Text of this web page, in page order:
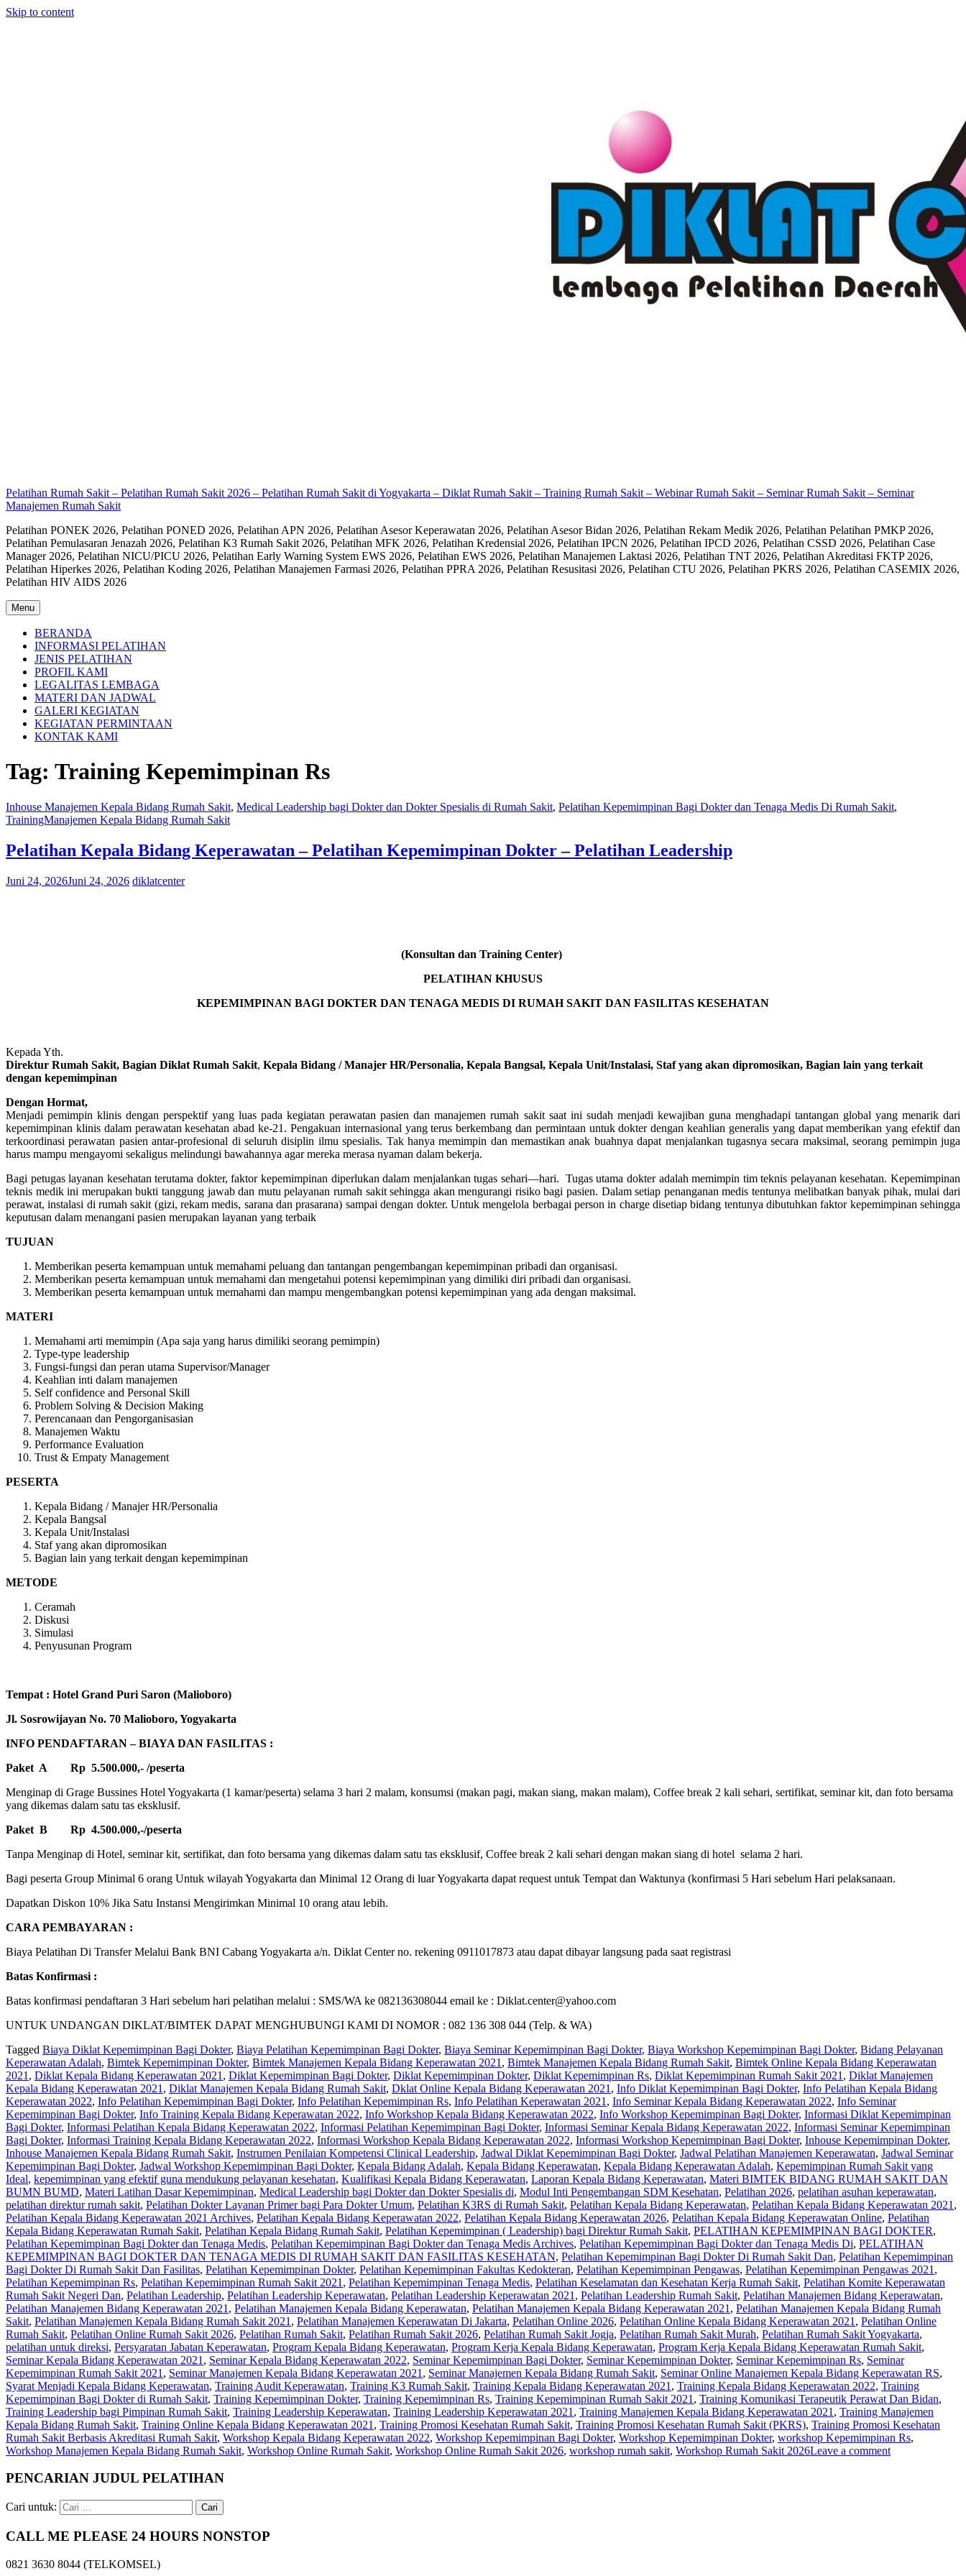
Skip to content
Pelatihan Rumah Sakit – Pelatihan Rumah Sakit 2026 – Pelatihan Rumah Sakit di Yogyakarta – Diklat Rumah Sakit – Training Rumah Sakit – Webinar Rumah Sakit – Seminar Rumah Sakit – Seminar
Manajemen Rumah Sakit
Pelatihan PONEK 2026, Pelatihan PONED 2026, Pelatihan APN 2026, Pelatihan Asesor Keperawatan 2026, Pelatihan Asesor Bidan 2026, Pelatihan Rekam Medik 2026, Pelatihan Pelatihan PMKP 2026,
Pelatihan Pemulasaran Jenazah 2026, Pelatihan K3 Rumah Sakit 2026, Pelatihan MFK 2026, Pelatihan Kredensial 2026, Pelatihan IPCN 2026, Pelatihan IPCD 2026, Pelatihan CSSD 2026, Pelatihan Case
Manager 2026, Pelatihan NICU/PICU 2026, Pelatihan Early Warning System EWS 2026, Pelatihan EWS 2026, Pelatihan Manajemen Laktasi 2026, Pelatihan TNT 2026, Pelatihan Akreditasi FKTP 2026,
Pelatihan Hiperkes 2026, Pelatihan Koding 2026, Pelatihan Manajemen Farmasi 2026, Pelatihan PPRA 2026, Pelatihan Resusitasi 2026, Pelatihan CTU 2026, Pelatihan PKRS 2026, Pelatihan CASEMIX 2026,
Pelatihan HIV AIDS 2026
Menu
BERANDA
INFORMASI PELATIHAN
JENIS PELATIHAN
PROFIL KAMI
LEGALITAS LEMBAGA
MATERI DAN JADWAL
GALERI KEGIATAN
KEGIATAN PERMINTAAN
KONTAK KAMI
Tag: Training Kepemimpinan Rs
Inhouse Manajemen Kepala Bidang Rumah Sakit, Medical Leadership bagi Dokter dan Dokter Spesialis di Rumah Sakit, Pelatihan Kepemimpinan Bagi Dokter dan Tenaga Medis Di Rumah Sakit,
TrainingManajemen Kepala Bidang Rumah Sakit
Pelatihan Kepala Bidang Keperawatan – Pelatihan Kepemimpinan Dokter – Pelatihan Leadership
Juni 24, 2026Juni 24, 2026 diklatcenter
(Konsultan dan Training Center)
PELATIHAN KHUSUS
KEPEMIMPINAN BAGI DOKTER DAN TENAGA MEDIS DI RUMAH SAKIT DAN FASILITAS KESEHATAN
Kepada Yth.
Direktur Rumah Sakit, Bagian Diklat Rumah Sakit, Kepala Bidang / Manajer HR/Personalia, Kepala Bangsal, Kepala Unit/Instalasi, Staf yang akan dipromosikan, Bagian lain yang terkait
dengan kepemimpinan
Dengan Hormat,
Menjadi pemimpin klinis dengan perspektif yang luas pada kegiatan perawatan pasien dan manajemen rumah sakit saat ini sudah menjadi kewajiban guna menghadapi tantangan global yang menarik dari
kepemimpinan klinis dalam perawatan kesehatan abad ke-21. Pengakuan internasional yang terus berkembang dan permintaan untuk dokter dengan keahlian generalis yang dapat memberikan yang efektif dan
terkoordinasi perawatan pasien antar-profesional di seluruh disiplin ilmu spesialis. Tak hanya memimpin dan memastikan anak buahnya dapat menjalankan tugasnya secara maksimal, seorang pemimpin juga
harus mampu mengayomi sekaligus melindungi bawahannya agar mereka merasa nyaman dalam bekerja.
Bagi petugas layanan kesehatan terutama dokter, faktor kepemimpinan diperlukan dalam menjalankan tugas sehari—hari. Tugas utama dokter adalah memimpin tim teknis pelayanan kesehatan. Kepemimpinan
teknis medik ini merupakan bukti tanggung jawab dan mutu pelayanan rumah sakit sehingga akan mengurangi risiko bagi pasien. Dalam setiap penanganan medis tentunya melibatkan banyak pihak, mulai dari
perawat, instalasi di rumah sakit (gizi, rekam medis, sarana dan prasarana) sampai dengan dokter. Untuk mengelola berbagai person in charge disetiap bidang tentunya dibutuhkan faktor kepemimpinan sehingga
keputusan dalam menangani pasien merupakan layanan yang terbaik
TUJUAN
Memberikan peserta kemampuan untuk memahami peluang dan tantangan pengembangan kepemimpinan pribadi dan organisasi.
Memberikan peserta kemampuan untuk memahami dan mengetahui potensi kepemimpinan yang dimiliki diri pribadi dan organisasi.
Memberikan peserta kemampuan untuk memahami dan mampu mengembangkan potensi kepemimpinan yang ada dengan maksimal.
MATERI
Memahami arti memimpin (Apa saja yang harus dimiliki seorang pemimpin)
Type-type leadership
Fungsi-fungsi dan peran utama Supervisor/Manager
Keahlian inti dalam manajemen
Self confidence and Personal Skill
Problem Solving & Decision Making
Perencanaan dan Pengorganisasian
Manajemen Waktu
Performance Evaluation
Trust & Empaty Management
PESERTA
Kepala Bidang / Manajer HR/Personalia
Kepala Bangsal
Kepala Unit/Instalasi
Staf yang akan dipromosikan
Bagian lain yang terkait dengan kepemimpinan
METODE
Ceramah
Diskusi
Simulasi
Penyusunan Program
Tempat : Hotel Grand Puri Saron (Malioboro)
Jl. Sosrowijayan No. 70 Malioboro, Yogyakarta
INFO PENDAFTARAN – BIAYA DAN FASILITAS :
Paket A Rp 5.500.000,- /peserta
Menginap di Grage Bussines Hotel Yogyakarta (1 kamar/peserta) selama 3 hari 2 malam, konsumsi (makan pagi, makan siang, makan malam), Coffee break 2 kali sehari, sertifikat, seminar kit, dan foto bersama
yang dikemas dalam satu tas eksklusif.
Paket B Rp 4.500.000,-/peserta
Tanpa Menginap di Hotel, seminar kit, sertifikat, dan foto bersama yang dikemas dalam satu tas eksklusif, Coffee break 2 kali sehari dengan makan siang di hotel selama 2 hari.
Bagi peserta Group Minimal 6 orang Untuk wilayah Yogyakarta dan Minimal 12 Orang di luar Yogyakarta dapat request untuk Tempat dan Waktunya (konfirmasi 5 Hari sebelum Hari pelaksanaan.
Dapatkan Diskon 10% Jika Satu Instansi Mengirimkan Minimal 10 orang atau lebih.
CARA PEMBAYARAN :
Biaya Pelatihan Di Transfer Melalui Bank BNI Cabang Yogyakarta a/n. Diklat Center no. rekening 0911017873 atau dapat dibayar langsung pada saat registrasi
Batas Konfirmasi :
Batas konfirmasi pendaftaran 3 Hari sebelum hari pelatihan melalui : SMS/WA ke 082136308044 email ke : Diklat.center@yahoo.com
UNTUK UNDANGAN DIKLAT/BIMTEK DAPAT MENGHUBUNGI KAMI DI NOMOR : 082 136 308 044 (Telp. & WA)
Tagged Biaya Diklat Kepemimpinan Bagi Dokter, Biaya Pelatihan Kepemimpinan Bagi Dokter, Biaya Seminar Kepemimpinan Bagi Dokter, Biaya Workshop Kepemimpinan Bagi Dokter, Bidang Pelayanan
Keperawatan Adalah, Bimtek Kepemimpinan Dokter, Bimtek Manajemen Kepala Bidang Keperawatan 2021 , Bimtek Manajemen Kepala Bidang Rumah Sakit, Bimtek Online Kepala Bidang Keperawatan
2021 , Diklat Kepala Bidang Keperawatan 2021 , Diklat Kepemimpinan Bagi Dokter, Diklat Kepemimpinan Dokter, Diklat Kepemimpinan Rs, Diklat Kepemimpinan Rumah Sakit 2021 , Diklat Manajemen
Kepala Bidang Keperawatan 2021 , Diklat Manajemen Kepala Bidang Rumah Sakit, Dklat Online Kepala Bidang Keperawatan 2021 , Info Diklat Kepemimpinan Bagi Dokter, Info Pelatihan Kepala Bidang
Keperawatan 2022, Info Pelatihan Kepemimpinan Bagi Dokter, Info Pelatihan Kepemimpinan Rs, Info Pelatihan Keperawatan 2021 , Info Seminar Kepala Bidang Keperawatan 2022, Info Seminar
Kepemimpinan Bagi Dokter, Info Training Kepala Bidang Keperawatan 2022, Info Workshop Kepala Bidang Keperawatan 2022, Info Workshop Kepemimpinan Bagi Dokter, Informasi Diklat Kepemimpinan
Bagi Dokter, Informasi Pelatihan Kepala Bidang Keperawatan 2022, Informasi Pelatihan Kepemimpinan Bagi Dokter, Informasi Seminar Kepala Bidang Keperawatan 2022, Informasi Seminar Kepemimpinan
Bagi Dokter, Informasi Training Kepala Bidang Keperawatan 2022, Informasi Workshop Kepala Bidang Keperawatan 2022, Informasi Workshop Kepemimpinan Bagi Dokter, Inhouse Kepemimpinan Dokter,
Inhouse Manajemen Kepala Bidang Rumah Sakit, Instrumen Penilaian Kompetensi Clinical Leadership, Jadwal Diklat Kepemimpinan Bagi Dokter, Jadwal Pelatihan Manajemen Keperawatan, Jadwal Seminar
Kepemimpinan Bagi Dokter, Jadwal Workshop Kepemimpinan Bagi Dokter, Kepala Bidang Adalah, Kepala Bidang Keperawatan, Kepala Bidang Keperawatan Adalah, Kepemimpinan Rumah Sakit yang
Ideal, kepemimpinan yang efektif guna mendukung pelayanan kesehatan, Kualifikasi Kepala Bidang Keperawatan, Laporan Kepala Bidang Keperawatan, Materi BIMTEK BIDANG RUMAH SAKIT DAN
BUMN BUMD, Materi Latihan Dasar Kepemimpinan, Medical Leadership bagi Dokter dan Dokter Spesialis di, Modul Inti Pengembangan SDM Kesehatan, Pelatihan 2026, pelatihan asuhan keperawatan,
pelatihan direktur rumah sakit, Pelatihan Dokter Layanan Primer bagi Para Dokter Umum, Pelatihan K3RS di Rumah Sakit, Pelatihan Kepala Bidang Keperawatan, Pelatihan Kepala Bidang Keperawatan 2021 ,
Pelatihan Kepala Bidang Keperawatan 2021 Archives, Pelatihan Kepala Bidang Keperawatan 2022, Pelatihan Kepala Bidang Keperawatan 2026, Pelatihan Kepala Bidang Keperawatan Online, Pelatihan
Kepala Bidang Keperawatan Rumah Sakit, Pelatihan Kepala Bidang Rumah Sakit, Pelatihan Kepemimpinan ( Leadership) bagi Direktur Rumah Sakit, PELATIHAN KEPEMIMPINAN BAGI DOKTER,
Pelatihan Kepemimpinan Bagi Dokter dan Tenaga Medis, Pelatihan Kepemimpinan Bagi Dokter dan Tenaga Medis Archives, Pelatihan Kepemimpinan Bagi Dokter dan Tenaga Medis Di, PELATIHAN
KEPEMIMPINAN BAGI DOKTER DAN TENAGA MEDIS DI RUMAH SAKIT DAN FASILITAS KESEHATAN, Pelatihan Kepemimpinan Bagi Dokter Di Rumah Sakit Dan, Pelatihan Kepemimpinan
Bagi Dokter Di Rumah Sakit Dan Fasilitas, Pelatihan Kepemimpinan Dokter, Pelatihan Kepemimpinan Fakultas Kedokteran, Pelatihan Kepemimpinan Pengawas, Pelatihan Kepemimpinan Pengawas 2021 ,
Pelatihan Kepemimpinan Rs, Pelatihan Kepemimpinan Rumah Sakit 2021 , Pelatihan Kepemimpinan Tenaga Medis, Pelatihan Keselamatan dan Kesehatan Kerja Rumah Sakit, Pelatihan Komite Keperawatan
Rumah Sakit Negeri Dan, Pelatihan Leadership, Pelatihan Leadership Keperawatan, Pelatihan Leadership Keperawatan 2021 , Pelatihan Leadership Rumah Sakit, Pelatihan Manajemen Bidang Keperawatan,
Pelatihan Manajemen Bidang Keperawatan 2021 , Pelatihan Manajemen Kepala Bidang Keperawatan, Pelatihan Manajemen Kepala Bidang Keperawatan 2021 , Pelatihan Manajemen Kepala Bidang Rumah
Sakit, Pelatihan Manajemen Kepala Bidang Rumah Sakit 2021 , Pelatihan Manajemen Keperawatan Di Jakarta, Pelatihan Online 2026, Pelatihan Online Kepala Bidang Keperawatan 2021 , Pelatihan Online
Rumah Sakit, Pelatihan Online Rumah Sakit 2026, Pelatihan Rumah Sakit‎, Pelatihan Rumah Sakit 2026, Pelatihan Rumah Sakit Jogja, Pelatihan Rumah Sakit Murah, Pelatihan Rumah Sakit Yogyakarta,
pelatihan untuk direksi, Persyaratan Jabatan Keperawatan, Program Kepala Bidang Keperawatan, Program Kerja Kepala Bidang Keperawatan, Program Kerja Kepala Bidang Keperawatan Rumah Sakit,
Seminar Kepala Bidang Keperawatan 2021 , Seminar Kepala Bidang Keperawatan 2022, Seminar Kepemimpinan Bagi Dokter, Seminar Kepemimpinan Dokter, Seminar Kepemimpinan Rs, Seminar
Kepemimpinan Rumah Sakit 2021 , Seminar Manajemen Kepala Bidang Keperawatan 2021 , Seminar Manajemen Kepala Bidang Rumah Sakit, Seminar Online Manajemen Kepala Bidang Keperawatan RS,
Syarat Menjadi Kepala Bidang Keperawatan, Training Audit Keperawatan, Training K3 Rumah Sakit, Training Kepala Bidang Keperawatan 2021 , Training Kepala Bidang Keperawatan 2022, Training
Kepemimpinan Bagi Dokter di Rumah Sakit, Training Kepemimpinan Dokter, Training Kepemimpinan Rs, Training Kepemimpinan Rumah Sakit 2021 , Training Komunikasi Terapeutik Perawat Dan Bidan,
Training Leadership bagi Pimpinan Rumah Sakit, Training Leadership Keperawatan, Training Leadership Keperawatan 2021 , Training Manajemen Kepala Bidang Keperawatan 2021 , Training Manajemen
Kepala Bidang Rumah Sakit, Training Online Kepala Bidang Keperawatan 2021 , Training Promosi Kesehatan Rumah Sakit, Training Promosi Kesehatan Rumah Sakit (PKRS), Training Promosi Kesehatan
Rumah Sakit Berbasis Akreditasi Rumah Sakit, Workshop Kepala Bidang Keperawatan 2022, Workshop Kepemimpinan Bagi Dokter, Workshop Kepemimpinan Dokter, workshop Kepemimpinan Rs,
Workshop Manajemen Kepala Bidang Rumah Sakit, Workshop Online Rumah Sakit, Workshop Online Rumah Sakit 2026, workshop rumah sakit, Workshop Rumah Sakit 2026Leave a comment
PENCARIAN JUDUL PELATIHAN
Cari untuk:
CALL ME PLEASE 24 HOURS NONSTOP
0821 3630 8044 (TELKOMSEL)